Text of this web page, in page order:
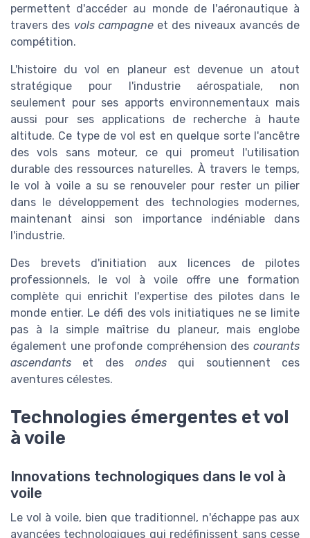
permettent d'accéder au monde de l'aéronautique à
travers des vols campagneet des niveaux avancés de
compétition.
L'histoire du vol en planeur est devenue un atout
stratégique pour l'industrie aérospatiale, non
seulement pour ses apports environnementaux mais
aussi pour ses applications de recherche à haute
altitude. Ce type de vol est en quelque sorte l'ancêtre
des vols sans moteur, ce qui promeut l'utilisation
durable des ressources naturelles. À travers le temps,
le vol à voile a su se renouveler pour rester un pilier
dans le développement des technologies modernes,
maintenant ainsi son importance indéniable dans
l'industrie.
Des brevets d'initiation aux licences de pilotes
professionnels, le vol à voile offre une formation
complète qui enrichit l'expertise des pilotes dans le
monde entier. Le défi des vols initiatiques ne se limite
pas à la simple maîtrise du planeur, mais englobe
également une profonde compréhension des courants
ascendants et des ondes qui soutiennent ces
aventures célestes.
Technologies émergentes et vol
à voile
Innovations technologiques dans le vol à
voile
Le vol à voile, bien que traditionnel, n'échappe pas aux
avancées technologiques qui redéfinissent sans cesse